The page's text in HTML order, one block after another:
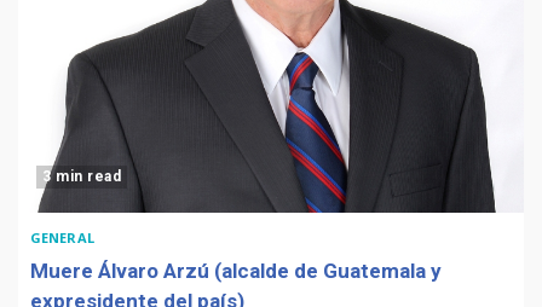
3 min read
GENERAL
Muere Álvaro Arzú (alcalde de Guatemala y
expresidente del país)